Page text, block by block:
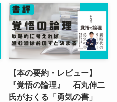
【本の要約・レビュー】
『覚悟の論理』 石丸伸二
氏がおくる「勇気の書」